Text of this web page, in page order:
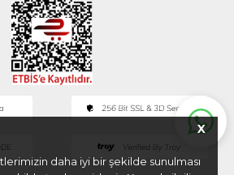
X
daha iyi bir şekilde sunulması